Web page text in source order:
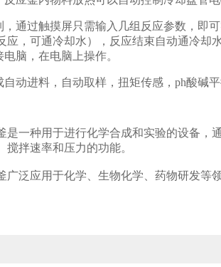
通过触摸屏只需输入几组反应参数，即
应，可通冷却水），反应结束自动通冷却
脑，在电脑上操作。
动进料，自动取样，扭矩传感，ph酸碱平
种用于进行化学合成和实验的设备，通
搅拌速率和压力的功能。
应用于化学、生物化学、药物研发等领